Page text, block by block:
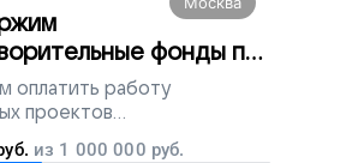
фонды по
оплатить работу
проектов
организаций
из 1 000 000 руб.